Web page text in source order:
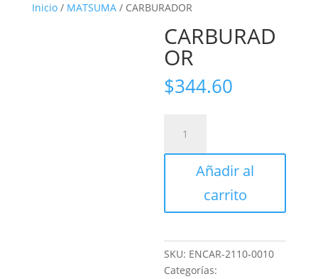
Inicio/ MATSUMA/ CARBURADOR
CARBURAD
OR
$344.60
cantidad
Añadir al
carrito
SKU: ENCAR-2110-0010
Categorías: